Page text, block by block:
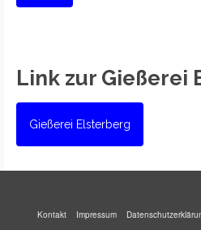
Link zur Gießerei
Gießerei Elsterberg
Kontakt Impressum